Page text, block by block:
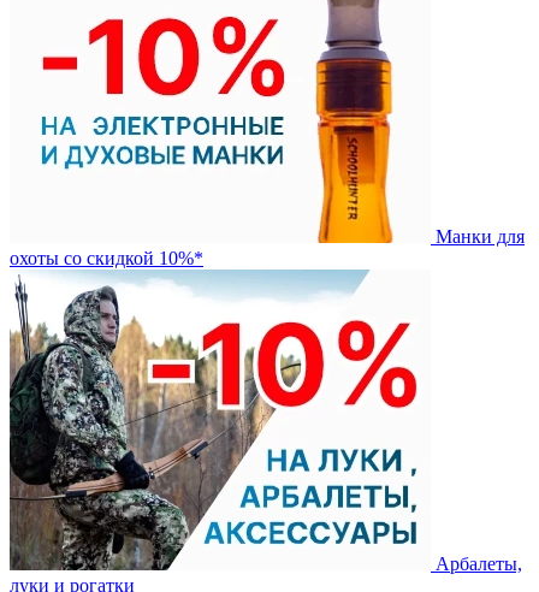
Манки для
охоты со скидкой 10%*
Арбалеты,
луки и рогатки